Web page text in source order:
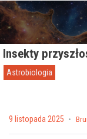
Przejdź do
Insekty
Astrobiologia
Posted on
9 listopada 2025 by